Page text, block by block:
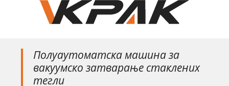
Полуаутоматска машина за
вакуумско затварање стаклених
тегли